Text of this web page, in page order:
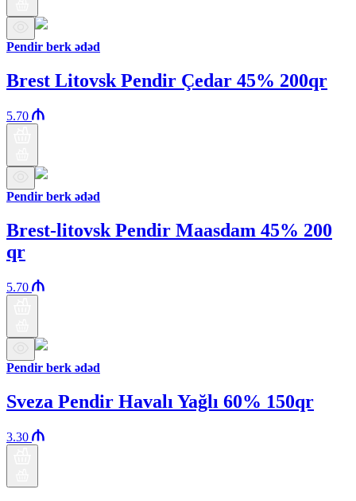
Pendir berk ədəd
Brest Litovsk Pendir Çedar 45% 200qr
5.70
Pendir berk ədəd
Brest-litovsk Pendir Maasdam 45% 200
qr
5.70
Pendir berk ədəd
Sveza Pendir Havalı Yağlı 60% 150qr
3.30